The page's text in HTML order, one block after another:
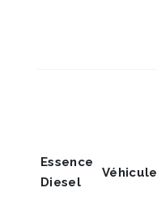
Essence
Diesel
Véhicule